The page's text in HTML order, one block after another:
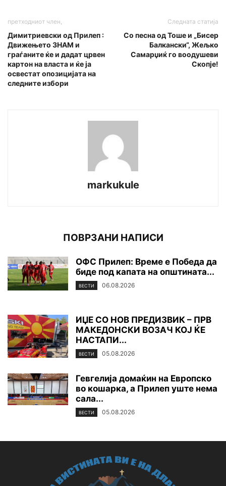
претходниот член,
Димитриевски од Прилеп :
Движењето ЗНАМ и
граѓаните ќе и дадат црвен
картон на власта и ќе ја
освестат опозицијата на
следните избори
Следната статија
Со песна од Тоше и „Бисер
Балкански“, Жељко
Самарџиќ го воодушеви
Скопје!
markukule
ПОВРЗАНИ НАПИСИ
ОФС Прилеп: Време е Победа да
биде под капата на општината...
ВЕСТИ 06.08.2026
ИЏЕ СО НОВ ПРЕДИЗВИК – ПРВ
МАКЕДОНСКИ ВОЗАЧ КОЈ ЌЕ
НАСТАПИ...
ВЕСТИ 05.08.2026
Гевгелија домаќин на Европско
во кошарка, а Прилеп уште нема
сала...
ВЕСТИ 05.08.2026